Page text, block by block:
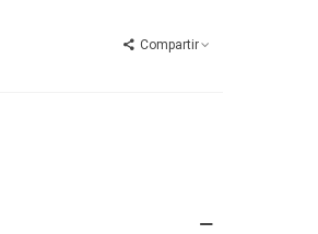
Compartir